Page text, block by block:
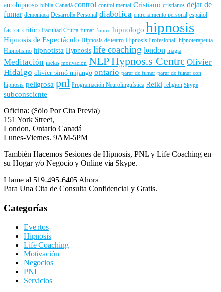
autohipnosis biblia Canadá control control mental Cristiano cristianos dejar de
fumar demoniaca Desarrollo Personal diabolica entrenamiento personal español
factor critico Facultad Crítica fumar futuro hipnologo hipnosis
Hipnosis de Espectáculo Hipnosis de teatro Hipnosis Profesional. hipnoterapeuta
Hipnotismo hipnotista Hypnosis life coaching london magia
Meditación metas motivación NLP Hypnosis Centre Olivier
Hidalgo olivier simó mijango ontario parar de fumar parar de fumar con
hipnosis peligrosa pnl Programación Neurolingüística Reiki religion Skype
subconsciente
Oficina: (Sólo Por Cita Previa)
151 York Street,
London, Ontario Canadá
Lunes-Viernes. 9AM-5PM
También Hacemos Sesiones de Hipnosis, PNL y Life Coaching en
su Hogar y/o Negocio y Online via Skype.
Llame al 519-495-6405 Ahora.
Para Una Cita de Consulta Confidencial y Gratis.
Categorías
Eventos
Hipnosis
Life Coaching
Motivación
Negocios
PNL
Servicios